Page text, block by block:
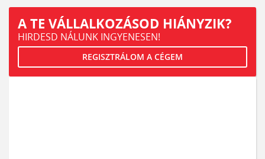
A TE VÁLLALKOZÁSOD HIÁNYZIK?
HIRDESD NÁLUNK INGYENESEN!
REGISZTRÁLOM A CÉGEM